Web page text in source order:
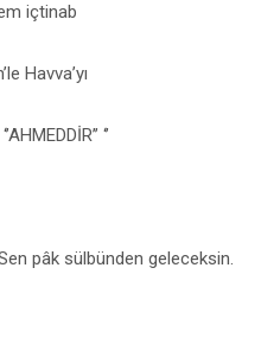
içtinab
Havva’yı
‘’
pâk sülbünden geleceksin.